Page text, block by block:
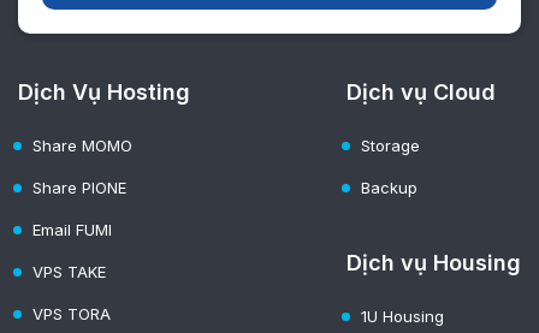
Dịch Vụ Hosting
Share MOMO
Share PIONE
Email FUMI
VPS TAKE
VPS TORA
Dịch vụ Cloud
Storage
Backup
Dịch vụ Housing
1U Housing